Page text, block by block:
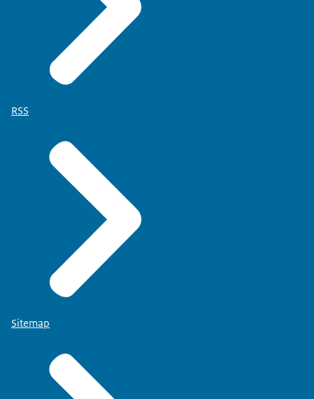
RSS
Sitemap